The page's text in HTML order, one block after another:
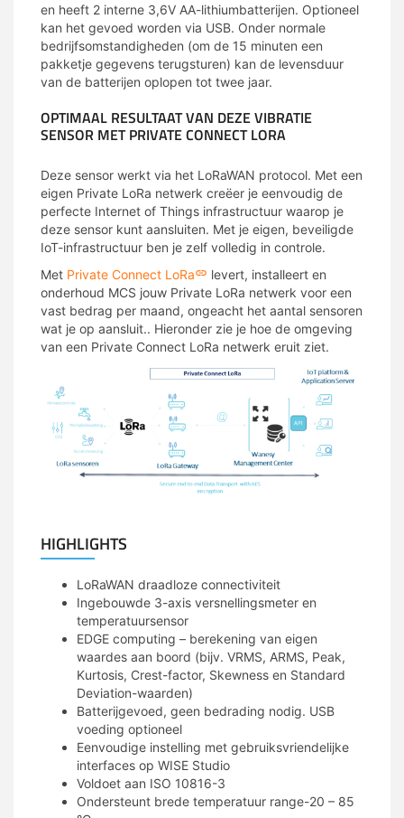
en heeft 2 interne 3,6V AA-lithiumbatterijen. Optioneel
kan het gevoed worden via USB. Onder normale
bedrijfsomstandigheden (om de 15 minuten een
pakketje gegevens terugsturen) kan de levensduur
van de batterijen oplopen tot twee jaar.
OPTIMAAL RESULTAAT VAN DEZE VIBRATIE
SENSOR MET PRIVATE CONNECT LORA
Deze sensor werkt via het LoRaWAN protocol. Met een
eigen Private LoRa netwerk creëer je eenvoudig de
perfecte Internet of Things infrastructuur waarop je
deze sensor kunt aansluiten. Met je eigen, beveiligde
IoT-infrastructuur ben je zelf volledig in controle.
Met Private Connect LoRa
levert, installeert en
onderhoud MCS jouw Private LoRa netwerk voor een
vast bedrag per maand, ongeacht het aantal sensoren
wat je op aansluit.. Hieronder zie je hoe de omgeving
van een Private Connect LoRa netwerk eruit ziet.
HIGHLIGHTS
LoRaWAN draadloze connectiviteit
Ingebouwde 3-axis versnellingsmeter en
temperatuursensor
EDGE computing – berekening van eigen
waardes aan boord (bijv. VRMS, ARMS, Peak,
Kurtosis, Crest-factor, Skewness en Standard
Deviation-waarden)
Batterijgevoed, geen bedrading nodig. USB
voeding optioneel
Eenvoudige instelling met gebruiksvriendelijke
interfaces op WISE Studio
Voldoet aan ISO 10816-3
Ondersteunt brede temperatuur range-20 – 85